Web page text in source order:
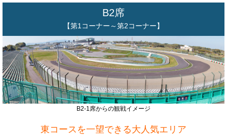
B2席
【第1コーナー～第2コーナー】
B2-1席からの観戦イメージ
東コースを一望できる大人気エリア